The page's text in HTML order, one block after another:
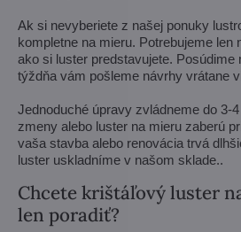
Ak si nevyberiete z našej ponuky
kompletne na mieru. Potrebujeme len
ako si luster predstavujete.
týždňa vám pošleme návrhy vrátane
Jednoduché úpravy zvládneme do 3-
zmeny alebo luster na mieru zaberú
vaša stavba alebo renovácia trvá
luster uskladníme v našom sklade..
Chcete krištáľový luster
len poradiť?